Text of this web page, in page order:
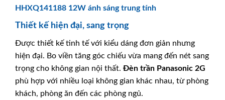
HHXQ141188 12W ánh sáng trung tính
Thiết kế hiện đại, sang trọng
Được thiết kế tinh tế với kiểu dáng đơn giản nhưng
hiện đại. Bo viền tăng góc chiếu vừa mang đến nét sang
trọng cho không gian nội thất. Đèn trần Panasonic 2G
phù hợp với nhiều loại không gian khác nhau, từ phòng
khách, phòng ăn đến các phòng ngủ.